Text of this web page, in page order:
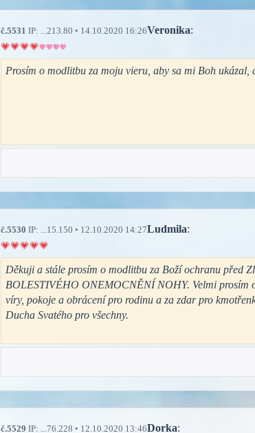
č.5531 IP: ...213.80 • 14.10.2020 16:26Veronika:
Prosím o modlitbu za moju vieru, aby sa mi Boh ukázal,
č.5530 IP: ...15.150 • 12.10.2020 14:27Ludmila:
Děkuji a stále prosím o modlitbu za Boží ochranu před
BOLESTIVÉHO ONEMOCNĚNÍ NOHY. Velmi prosím
víry, pokoje a obrácení pro rodinu a za zdar pro
Ducha Svatého pro všechny.
č.5529 IP: ...76.228 • 12.10.2020 13:46Dorka: